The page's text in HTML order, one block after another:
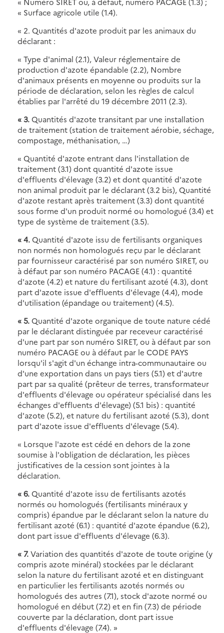
« Surface agricole utile (1.4).
« 2. Quantités d'azote produit par les animaux du
déclarant :
« Type d'animal (2.1), Valeur réglementaire de
production d'azote épandable (2.2), Nombre
d'animaux présents en moyenne ou produits sur la
période de déclaration, selon les règles de calcul
établies par l'arrêté du 19 décembre 2011 (2.3).
« 3.Quantités d'azote transitant par une installation
de traitement (station de traitement aérobie, séchage,
compostage, méthanisation, …)
« Quantité d'azote entrant dans l'installation de
traitement (3.1) dont quantité d'azote issue
d'effluents d'élevage (3.2) et dont quantité d'azote
non animal produit par le déclarant (3.2 bis), Quantité
d'azote restant après traitement (3.3) dont quantité
sous forme d'un produit normé ou homologué (3.4) et
type de système de traitement (3.5).
« 4.Quantité d'azote issu de fertilisants organiques
non normés non homologués reçu par le déclarant
par fournisseur caractérisé par son numéro SIRET, ou
à défaut par son numéro PACAGE (4.1) : quantité
d'azote (4.2) et nature du fertilisant azoté (4.3), dont
part d'azote issue d'effluents d'élevage (4.4), mode
d'utilisation (épandage ou traitement) (4.5).
« 5.Quantité d'azote organique de toute nature cédé
par le déclarant distinguée par receveur caractérisé
d'une part par son numéro SIRET, ou à défaut par son
numéro PACAGE ou à défaut par le CODE PAYS
lorsqu'il s'agit d'un échange intra-communautaire ou
d'une exportation dans un pays tiers (5.1) et d'autre
part par sa qualité (prêteur de terres, transformateur
d'effluents d'élevage ou opérateur spécialisé dans les
échanges d'effluents d'élevage) (5.1 bis) : quantité
d'azote (5.2), et nature du fertilisant azoté (5.3), dont
part d'azote issue d'effluents d'élevage (5.4).
« Lorsque l'azote est cédé en dehors de la zone
soumise à l'obligation de déclaration, les pièces
justificatives de la cession sont jointes à la
déclaration.
« 6.Quantité d'azote issu de fertilisants azotés
normés ou homologués (fertilisants minéraux y
compris) épandue par le déclarant selon la nature du
fertilisant azoté (6.1) : quantité d'azote épandue (6.2),
dont part issue d'effluents d'élevage (6.3).
« 7.Variation des quantités d'azote de toute origine (y
compris azote minéral) stockées par le déclarant
selon la nature du fertilisant azoté et en distinguant
en particulier les fertilisants azotés normés ou
homologués des autres (7.1), stock d'azote normé ou
homologué en début (7.2) et en fin (7.3) de période
couverte par la déclaration, dont part issue
d'effluents d'élevage (7.4). »